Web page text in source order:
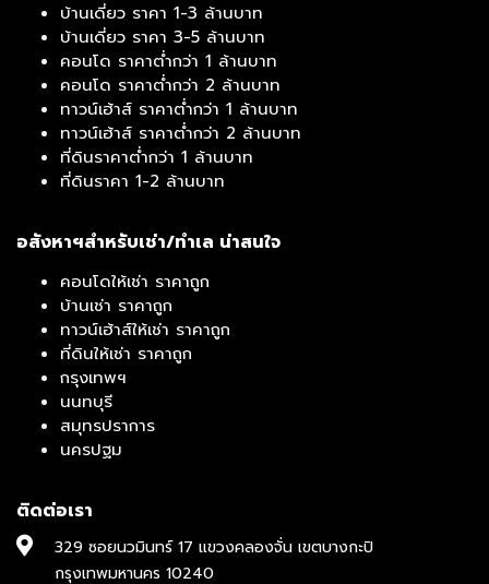
บ้านเดี่ยว ราคา 1-3 ล้านบาท
บ้านเดี่ยว ราคา 3-5 ล้านบาท
คอนโด ราคาต่ำกว่า 1 ล้านบาท
คอนโด ราคาต่ำกว่า 2 ล้านบาท
ทาวน์เฮ้าส์ ราคาต่ำกว่า 1 ล้านบาท
ทาวน์เฮ้าส์ ราคาต่ำกว่า 2 ล้านบาท
ที่ดินราคาต่ำกว่า 1 ล้านบาท
ที่ดินราคา 1-2 ล้านบาท
อสังหาฯสำหรับเช่า/ทำเล น่าสนใจ
คอนโดให้เช่า ราคาถูก
บ้านเช่า ราคาถูก
ทาวน์เฮ้าส์ให้เช่า ราคาถูก
ที่ดินให้เช่า ราคาถูก
กรุงเทพฯ
นนทบุรี
สมุทรปราการ
นครปฐม
ติดต่อเรา
329 ซอยนวมินทร์ 17 แขวงคลองจั่น เขตบางกะปิ
กรุงเทพมหานคร 10240